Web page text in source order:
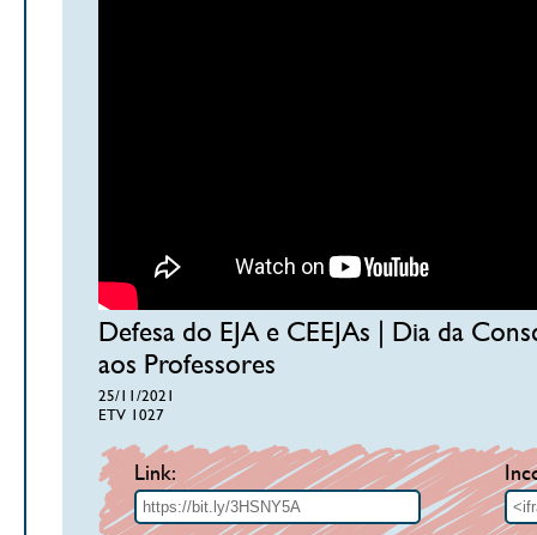
Defesa do EJA e CEEJAs | Dia da
aos Professores
25/11/2021
ETV 1027
Link: